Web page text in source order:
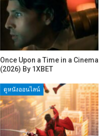
Once Upon a Time in a Cinema
(2026) By 1XBET
ดูหนังออนไลน์